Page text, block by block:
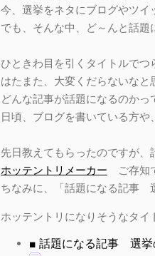
今、選挙をネタにブログやツイ
でも、そんな中、ど～んと話題
ひときわ目を引くタイトルでつ
はたまた、大変くだらないなと
どんな記事が話題になるのかっ
日頃、ブログを書いている方や
先日教えてもらったのですが、
ホッテントリメーカー ご存知
ちなみに、「話題になる記事
ホッテントリになりそうなタイ
■ 話題になる記事 選挙